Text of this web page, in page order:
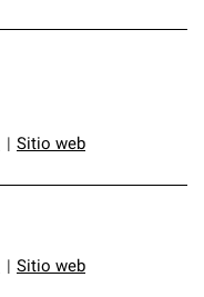
Sitio web
Sitio web